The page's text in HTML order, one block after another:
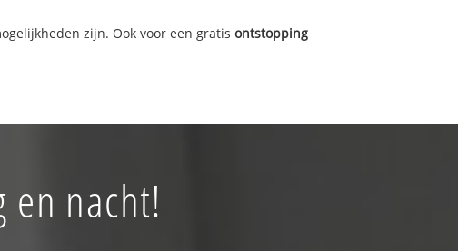
zijn. Ook voor een gratisontstopping
en nacht!